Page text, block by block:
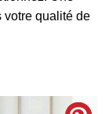
votre qualité de